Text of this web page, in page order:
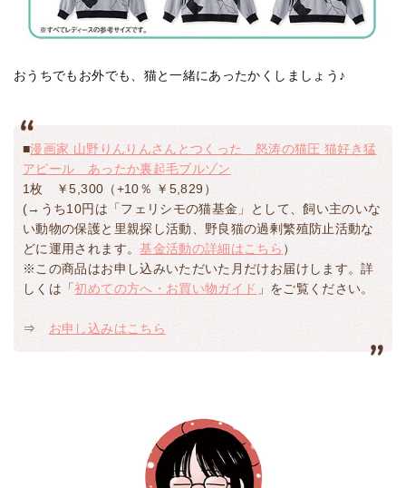
おうちでもお外でも、猫と一緒にあったかくしましょう♪
■漫画家 山野りんりんさんとつくった 怒涛の猫圧 猫好き猛
アピール あったか裏起毛ブルゾン
1枚 ￥5,300（+10％ ￥5,829）
(→うち10円は「フェリシモの猫基金」として、飼い主のいな
い動物の保護と里親探し活動、野良猫の過剰繁殖防止活動な
どに運用されます。基金活動の詳細はこちら ）
※この商品はお申し込みいただいた月だけお届けします。詳
しくは「初めての方へ・お買い物ガイド 」をご覧ください。
⇒ お申し込みはこちら